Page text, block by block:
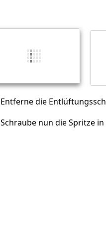
Entferne die
Schraube nun die Spritze